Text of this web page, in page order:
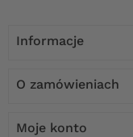
Informacje
O zamówieniach
Moje konto